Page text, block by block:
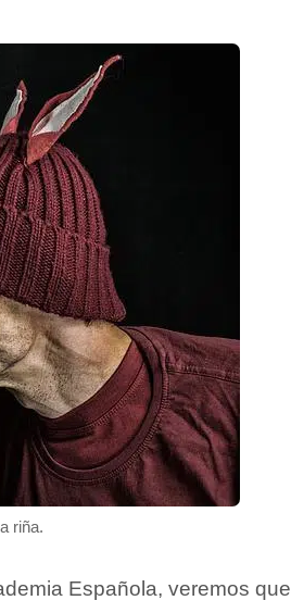
riña.
Española, veremos que